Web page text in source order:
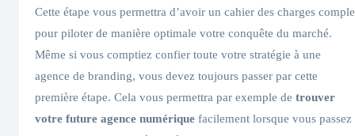
Cette étape vous permettra d’avoir un cahier des charges
pour piloter de manière optimale votre conquête du marché.
Même si vous comptiez confier toute votre stratégie à une
agence de branding, vous devez toujours passer par cette
première étape. Cela vous permettra par exemple de trouver
votre future agence numérique facilement lorsque vous passez